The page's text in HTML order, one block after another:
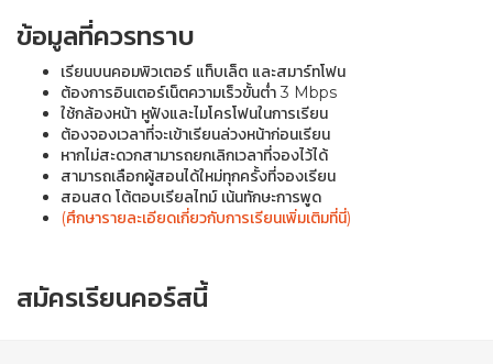
Lesson 14
Checking Information
Lesson 15
Asking for a Favour
Lesson 16
Clarifying information
Lesson 17
Suggesting an idea
Lesson 18
Review and Practice (Lesson 13-17)
Lesson 19
Lesson 21
Sharing Opinions
ข้อมูลที่ควรทราบ
เรียนบนคอมพิวเตอร์ แท็บเล็ต และสมาร์ทโฟน
ต้องการอินเตอร์เน็ตความเร็วขั้นต่ำ 3 Mbps
ใช้กล้องหน้า หูฟังและไมโครโฟนในการเรียน
ต้องจองเวลาที่จะเข้าเรียนล่วงหน้าก่อนเรียน
หากไม่สะดวกสามารถยกเลิกเวลาที่จองไว้ได้
สามารถเลือกผู้สอนได้ใหม่ทุกครั้งที่จองเรียน
สอนสด โต้ตอบเรียลไทม์ เน้นทักษะการพูด
(ศึกษารายละเอียดเกี่ยวกับการเรียนเพิ่มเติมที่นี่)
สมัครเรียนคอร์สนี้